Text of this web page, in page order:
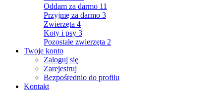
Oddam za darmo 11
Przyjmę za darmo 3
Zwierzęta 4
Koty i psy 3
Pozostałe zwierzęta 2
Twoje konto
Zaloguj się
Zarejestruj
Bezpośrednio do profilu
Kontakt